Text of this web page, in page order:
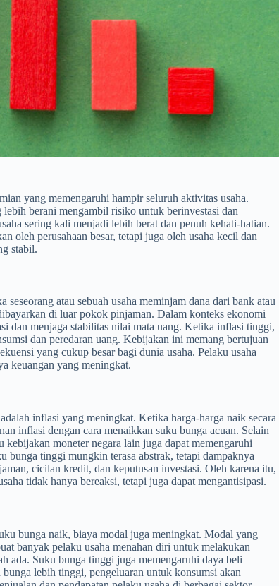
yang memengaruhi hampir seluruh aktivitas usaha.
berani mengambil risiko untuk berinvestasi dan
sering kali menjadi lebih berat dan penuh kehati-hatian.
oleh perusahaan besar, tetapi juga oleh usaha kecil dan
stabil.
atau sebuah usaha meminjam dana dari bank atau
di luar pokok pinjaman. Dalam konteks ekonomi
dan menjaga stabilitas nilai mata uang. Ketika inflasi tinggi,
dan peredaran uang. Kebijakan ini memang bertujuan
yang cukup besar bagi dunia usaha. Pelaku usaha
keuangan yang meningkat.
inflasi yang meningkat. Ketika harga-harga naik secara
inflasi dengan cara menaikkan suku bunga acuan. Selain
moneter negara lain juga dapat memengaruhi
bunga tinggi mungkin terasa abstrak, tetapi dampaknya
cicilan kredit, dan keputusan investasi. Oleh karena itu,
tidak hanya bereaksi, tetapi juga dapat mengantisipasi.
bunga naik, biaya modal juga meningkat. Modal yang
banyak pelaku usaha menahan diri untuk melakukan
ada. Suku bunga tinggi juga memengaruhi daya beli
lebih tinggi, pengeluaran untuk konsumsi akan